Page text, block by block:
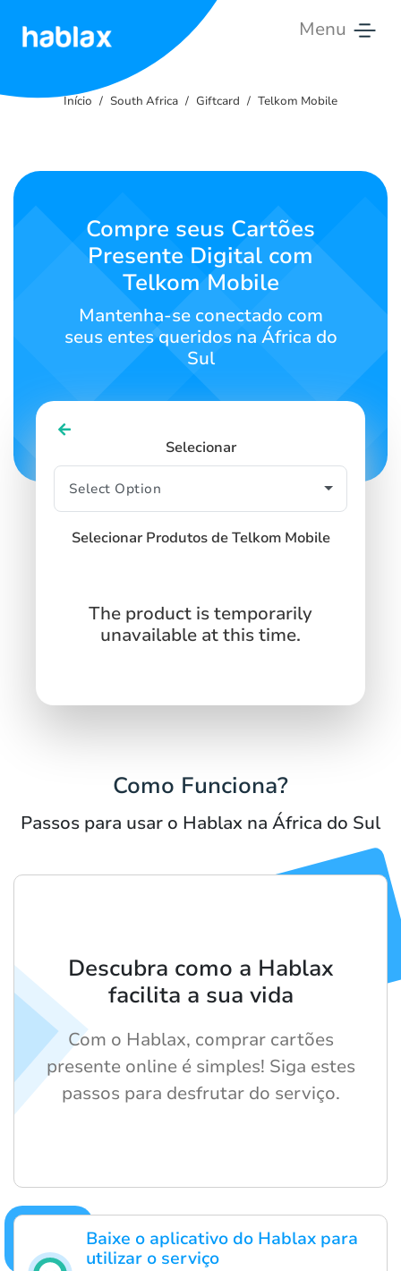
Menu
Tarifas
Contate-
Início South Africa Giftcard Telkom Mobile
Compre seus Cartões
Presente Digital com
Telkom Mobile
Mantenha-se conectado com
seus entes queridos na África do
Sul
Selecionar
Selecionar Produtos de Telkom Mobile
The product is temporarily
unavailable at this time.
Como Funciona?
Passos para usar o Hablax na África do Sul
Baixe o aplicativo do Hablax para
utilizar o serviço
Descubra como a Hablax
facilita a sua vida
Com o Hablax, comprar cartões
presente online é simples! Siga estes
passos para desfrutar do serviço.